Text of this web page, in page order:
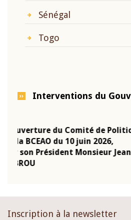
Sénégal
Togo
Interventions du
Allocution d'ouverture du
Monétaire de la BCEAO du
prononcée par son
Claude Kassi BROU
Inscription à la newsletter